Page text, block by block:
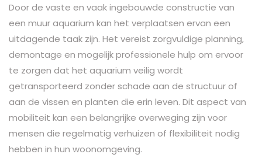
Door de vaste en vaak ingebouwde constructie van
een muur aquarium kan het verplaatsen ervan een
uitdagende taak zijn. Het vereist zorgvuldige planning,
demontage en mogelijk professionele hulp om ervoor
te zorgen dat het aquarium veilig wordt
getransporteerd zonder schade aan de structuur of
aan de vissen en planten die erin leven. Dit aspect van
mobiliteit kan een belangrijke overweging zijn voor
mensen die regelmatig verhuizen of flexibiliteit nodig
hebben in hun woonomgeving.